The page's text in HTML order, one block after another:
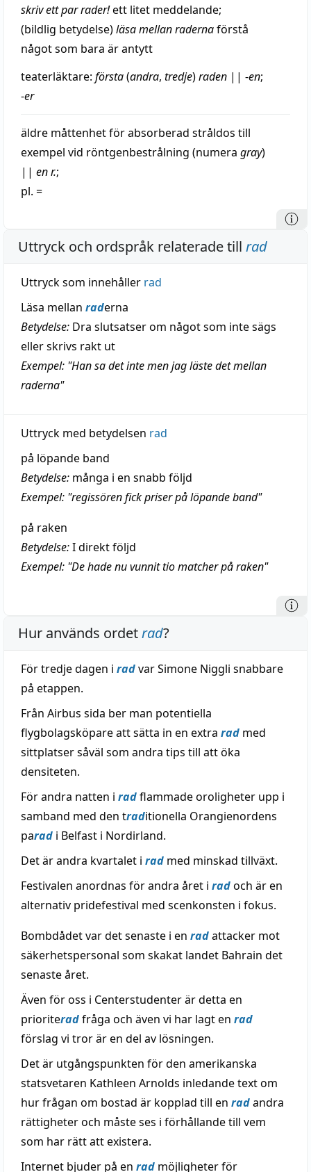
skriv ettparrader!ett litet meddelande;
(bildlig betydelse)läsamellan radernaförstå
något som bara är antytt
teaterläktare: första(andra, tredje)raden || -en;
-er
äldre måttenhetförabsorberad stråldos till
exempel vid röntgenbestrålning (numera gray)
|| en r.;
pl. =
Uttryck och ordspråk relaterade till rad
Uttryck som innehåller rad
Läsa mellan raderna
Betydelse: Dra slutsatser om något som inte sägs
eller skrivs rakt ut
Exempel: "Han sa det inte men jag läste det mellan
raderna"
Uttryck med betydelsen rad
på löpande band
Betydelse: många i en snabb följd
Exempel: "regissören fick priser på löpande band"
på raken
Betydelse:I direkt följd
Exempel: "De hade nu vunnit tio matcher på raken"
Hur används ordetrad?
För tredje dagen i radvar Simone Niggli snabbare
på etappen.
Från Airbus sida ber man potentiella
flygbolagsköpare att sätta in en extra rad med
sittplatser såväl som andra tips till att öka
densiteten.
För andra natten i radflammade oroligheter upp i
samband med den traditionella Orangienordens
parad i Belfast i Nordirland.
Det är andra kvartalet i rad med minskad tillväxt.
Festivalen anordnas för andra året i radoch är en
alternativ pridefestival med scenkonsten i fokus.
Bombdådet var det senaste i en radattacker mot
säkerhetspersonal som skakat landet Bahrain det
senaste året.
Även för oss i Centerstudenter är detta en
prioriteradfråga och även vi har lagt en rad
förslag vi tror är en del av lösningen.
Det är utgångspunkten för den amerikanska
statsvetaren Kathleen Arnolds inledande text om
hur frågan om bostad är kopplad till en radandra
rättigheter och måste ses i förhållande till vem
som har rätt att existera.
Internet bjuder på en rad möjligheter för